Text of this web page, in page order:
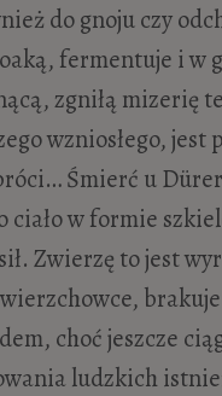
do gnoju czy
fermentuje i w
zgniłą mizerię
wzniosłego,
Śmierć u
ciało w formie
Zwierzę to jest
choć jeszcze
ludzkich